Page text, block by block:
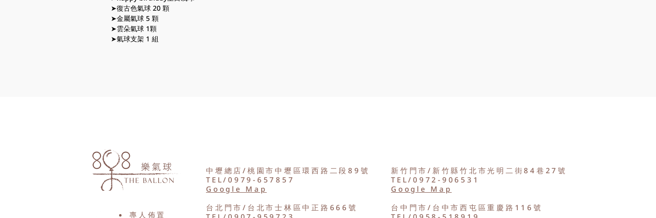
➤復古色氣球 20 顆
➤金屬氣球 5 顆
➤雲朵氣球 1顆
➤氣球支架 1 組
專人佈置
中壢總店/桃園市中壢區環西路二段89號
TEL/0979-657857
Google Map
台北門市/台北市士林區中正路666號
新竹門市/新竹縣竹北市光明二街84巷27號
TEL/0972-906531
Google Map
台中門市/台中市西屯區重慶路116號